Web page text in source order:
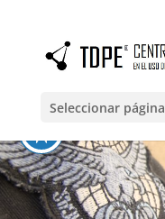
Seleccionar página